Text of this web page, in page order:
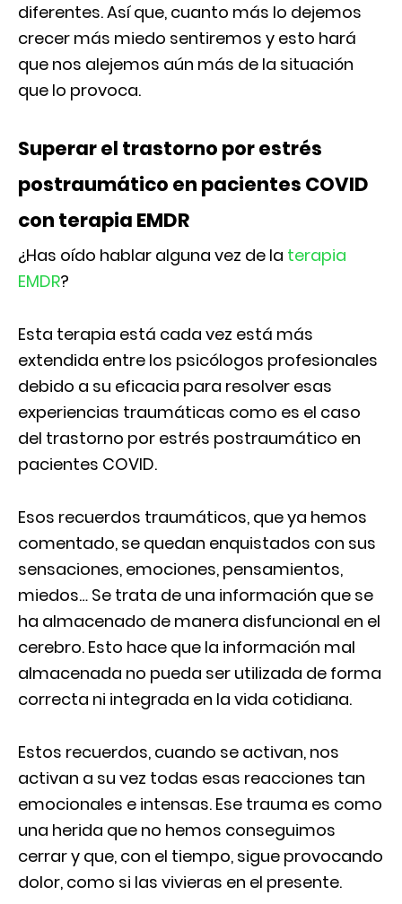
diferentes. Así que, cuanto más lo dejemos
crecer más miedo sentiremos y esto hará
que nos alejemos aún más de la situación
que lo provoca.
Superar el trastorno por estrés
postraumático en pacientes COVID
con terapia EMDR
¿Has oído hablar alguna vez de la terapia
EMDR?
Esta terapia está cada vez está más
extendida entre los psicólogos profesionales
debido a su eficacia para resolver esas
experiencias traumáticas como es el caso
del trastorno por estrés postraumático en
pacientes COVID.
Esos recuerdos traumáticos, que ya hemos
comentado, se quedan enquistados con sus
sensaciones, emociones, pensamientos,
miedos… Se trata de una información que se
ha almacenado de manera disfuncional en el
cerebro. Esto hace que la información mal
almacenada no pueda ser utilizada de forma
correcta ni integrada en la vida cotidiana.
Estos recuerdos, cuando se activan, nos
activan a su vez todas esas reacciones tan
emocionales e intensas. Ese trauma es como
una herida que no hemos conseguimos
cerrar y que, con el tiempo, sigue provocando
dolor, como si las vivieras en el presente.